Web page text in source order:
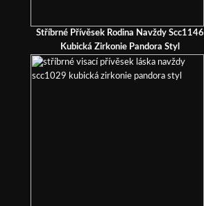
Stříbrné Přívěsek Rodina Navždy Scc1146
Kubická Zirkonie Pandora Styl